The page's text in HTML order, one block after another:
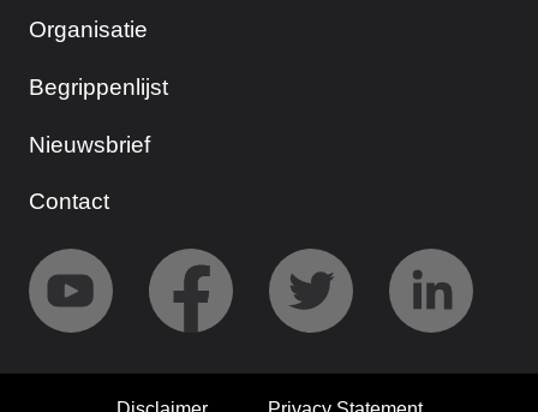
Organisatie
Begrippenlijst
Nieuwsbrief
Contact